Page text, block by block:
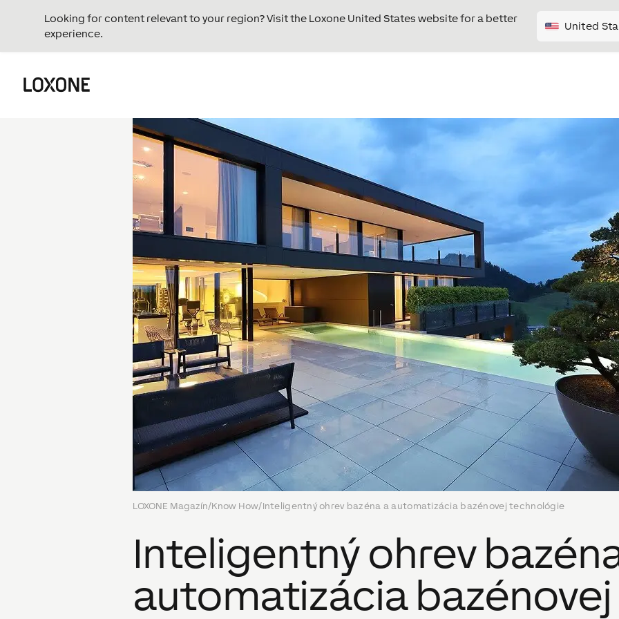
Looking for content relevant to your region? Visit the Loxone United States website for a better
experience.
United
LOXONE Magazín/Know How/Inteligentný ohrev bazéna a automatizácia bazénovej technológie
Inteligentný ohrev
automatizácia bazénovej